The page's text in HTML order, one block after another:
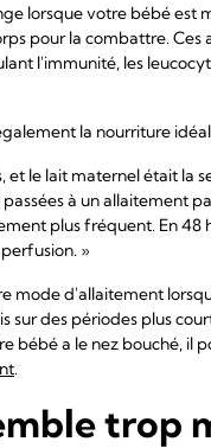
lorsque votre bébé est
pour la combattre.
l'immunité, les
la nourriture
le lait maternel était la
à un allaitement
plus fréquent. En 48
»
d'allaitement
des périodes plus
bébé a le nez bouché,
.
trop